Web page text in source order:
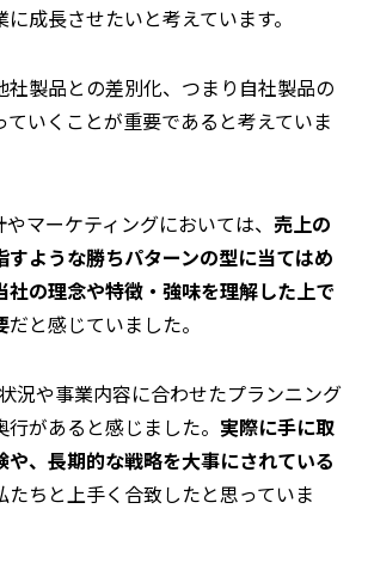
成長させたいと考えています。
社製品との差別化、つまり自社製品の
いくことが重要であると考えていま
マーケティングにおいては、 売上の
すような勝ちパターンの型に当てはめ
社の理念や特徴・強味を理解した上で
だと感じていました。
況や事業内容に合わせたプランニング
があると感じました。 実際に手に取
や、長期的な戦略を大事にされている
たちと上手く合致したと思っていま